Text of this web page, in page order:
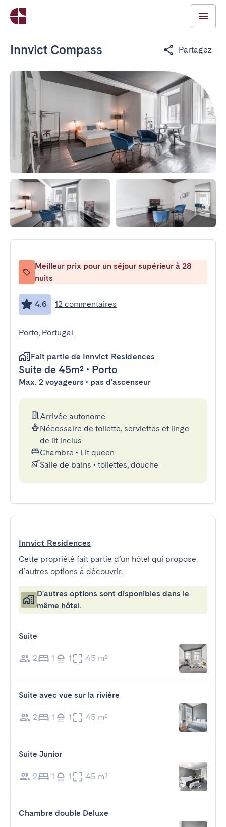
Innvict Compass Partagez
Meilleur prix pour un séjour supérieur à 28
nuits
4.6 12 commentaires
Porto, Portugal
Fait partie de Innvict Residences
Suite de 45m² • Porto
Max. 2 voyageurs • pas d'ascenseur
Arrivée autonome
Nécessaire de toilette, serviettes et linge
de lit inclus
Chambre • Lit queen
Salle de bains • toilettes, douche
Innvict Residences
Cette propriété fait partie d’un hôtel qui propose
d’autres options à découvrir.
D'autres options sont disponibles dans le
même hôtel.
Suite
2 1 1 45 m²
Suite avec vue sur la rivière
2 1 1 45 m²
Suite Junior
2 1 1 45 m²
Chambre double Deluxe